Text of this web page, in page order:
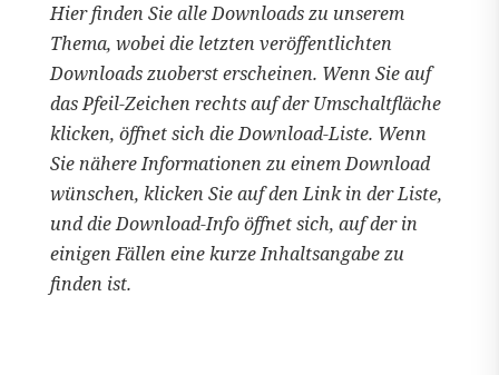
Hier finden Sie alle Downloads zu unserem
Thema, wobei die letzten veröffentlichten
Downloads zuoberst erscheinen. Wenn Sie auf
das Pfeil-Zeichen rechts auf der Umschaltfläche
klicken, öffnet sich die Download-Liste. Wenn
Sie nähere Informationen zu einem Download
wünschen, klicken Sie auf den Link in der Liste,
und die Download-Info öffnet sich, auf der in
einigen Fällen eine kurze Inhaltsangabe zu
finden ist.